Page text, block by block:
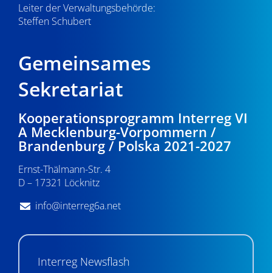
Leiter der Verwaltungsbehörde:
Steffen Schubert
Gemeinsames
Sekretariat
Kooperationsprogramm Interreg VI
A Mecklenburg-Vorpommern /
Brandenburg / Polska 2021-2027
Ernst-Thälmann-Str. 4
D – 17321 Löcknitz
info@interreg6a.net
Interreg Newsflash